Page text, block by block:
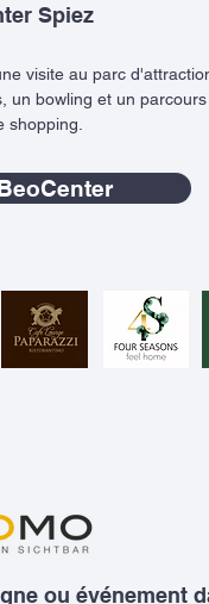
Spiez
visite au parc
bowling et un
shopping.
ou événement